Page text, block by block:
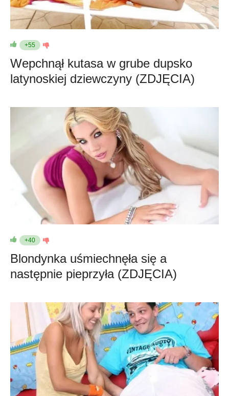
+55
Wepchnął kutasa w grube dupsko
latynoskiej dziewczyny (ZDJĘCIA)
+40
Blondynka uśmiechnęła się a
następnie pieprzyła (ZDJĘCIA)